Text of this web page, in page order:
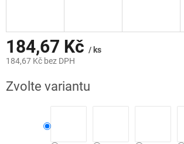
184,67 Kč / ks
184,67 Kč bez DPH
cena:
Zvolte variantu